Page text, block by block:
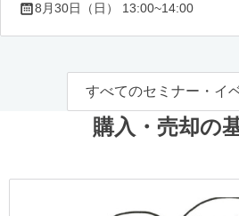
8月30日（日） 13:00~14:00
すべてのセミナー・イ
購入・売却の